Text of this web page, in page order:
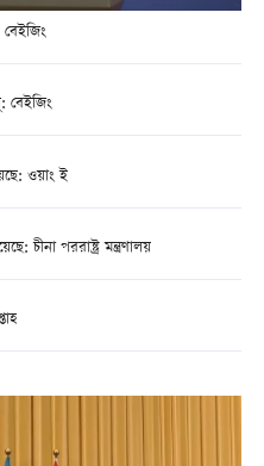
বেইজিং
ওয়াং ই
চীনা পররাষ্ট্র মন্ত্রণালয়